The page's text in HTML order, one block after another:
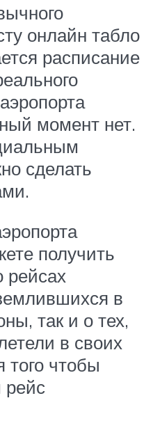
онлайн табло
расписание
момент нет.
сделать
получить
в
так и о тех,
в своих
того чтобы